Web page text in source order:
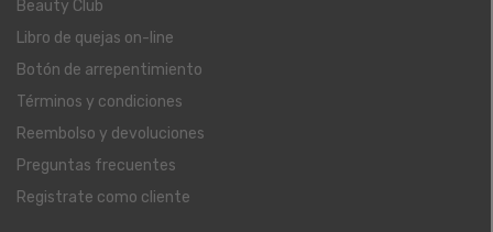
Beauty Club
Libro de quejas on-line
Botón de arrepentimiento
Términos y condiciones
Reembolso y devoluciones
Preguntas frecuentes
Registrate como cliente